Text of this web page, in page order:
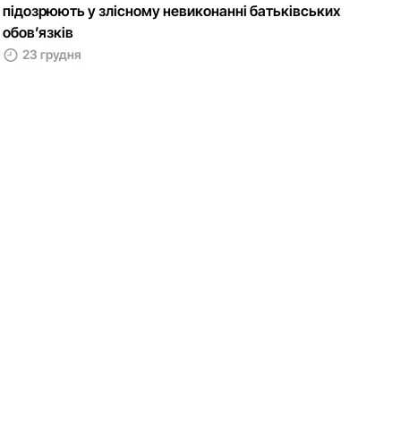
підозрюють у злісному невиконанні батьківських
обов’язків
23 грудня